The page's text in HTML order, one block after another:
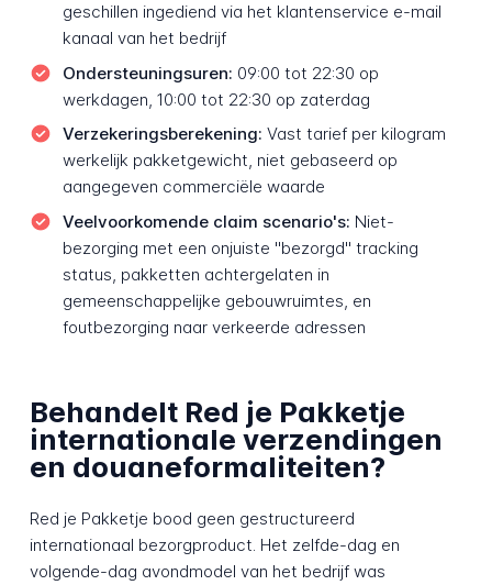
geschillen ingediend via het klantenservice e-mail
kanaal van het bedrijf
Ondersteuningsuren: 09:00 tot 22:30 op
werkdagen, 10:00 tot 22:30 op zaterdag
Verzekeringsberekening: Vast tarief per kilogram
werkelijk pakketgewicht, niet gebaseerd op
aangegeven commerciële waarde
Veelvoorkomende claim scenario's: Niet-
bezorging met een onjuiste "bezorgd" tracking
status, pakketten achtergelaten in
gemeenschappelijke gebouwruimtes, en
foutbezorging naar verkeerde adressen
Behandelt Red je Pakketje
internationale verzendingen
en douaneformaliteiten?
Red je Pakketje bood geen gestructureerd
internationaal bezorgproduct. Het zelfde-dag en
volgende-dag avondmodel van het bedrijf was